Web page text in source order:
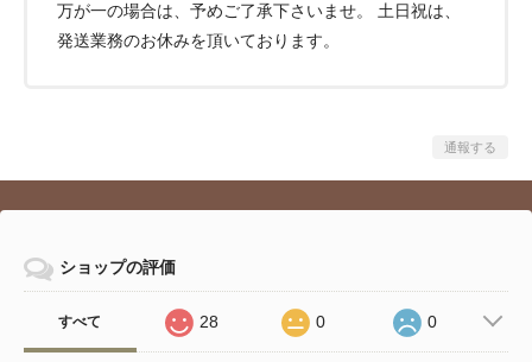
万が一の場合は、予めご了承下さいませ。 土日祝は、
発送業務のお休みを頂いております。
通報する
ショップの評価
すべて 28 0 0